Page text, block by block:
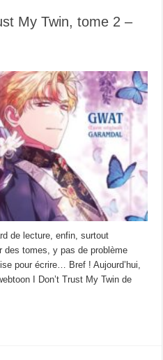
My Twin, tome 2 –
de lecture, enfin, surtout
des tomes, y pas de problème
pour écrire… Bref ! Aujourd’hui,
I Don’t Trust My Twin de